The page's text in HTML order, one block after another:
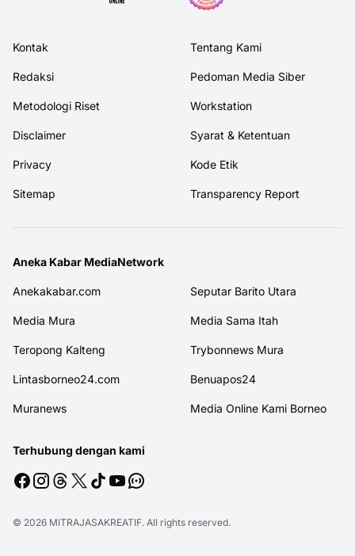
Kontak Tentang Kami
Redaksi Pedoman Media Siber
Metodologi Riset Workstation
Disclaimer Syarat & Ketentuan
Privacy Kode Etik
Sitemap Transparency Report
Aneka Kabar MediaNetwork
Anekakabar.com Seputar Barito Utara
Media Mura Media Sama Itah
Teropong Kalteng Trybonnews Mura
Lintasborneo24.com Benuapos24
Muranews Media Online Kami Borneo
Terhubung dengan kami
© 2026 MITRAJASAKREATIF. All rights reserved.